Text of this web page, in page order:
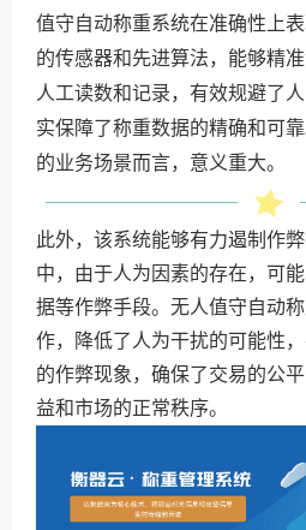
值守自动称重系统在准确性上
的传感器和先进算法，能够精
人工读数和记录，有效规避了
实保障了称重数据的精确和可
的业务场景而言，意义重大。
此外，该系统能够有力遏制作
中，由于人为因素的存在，可
据等作弊手段。无人值守自动
作，降低了人为干扰的可能性
的作弊现象，确保了交易的公
益和市场的正常秩序。